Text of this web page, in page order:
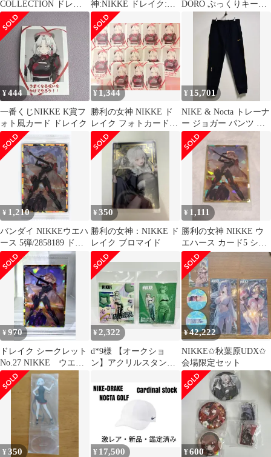
COLLECTION ドレイ
ク
神:NIKKE ドレイク:メ
イド アクリルスタン
ド メイドフォ
DORO ぷっくりキーホ
ルダー ドレイク
¥444
一番くじNIKKE K賞フ
ォト風カード ドレイク
¥1,344
勝利の女神 NIKKE ド
レイク フォトカード
×13
¥ 15,701
NIKE & Nocta トレーナ
ー ジョガー パンツ ナ
イキ 녹타 ドレイク
¥ 1,210
バンダイ NIKKEウエハ
ース 5弾/2858189 ドレ
イク【SEC】 27
¥350
勝利の女神：NIKKE ド
レイク ブロマイド
¥ 1,111
勝利の女神 NIKKE ウ
エハース カード5 シー
クレットNo.027 ドレイ
ク
¥970
ドレイク シークレット
No.27 NIKKE ウエハ
ース 5 カード勝利の
女神
¥2,322
d*9様 【オークショ
ン】アクリルスタンド2
タワーレコー
¥42,222
NIKKE✩秋葉原UDX✩
会場限定セット
¥350 ¥ 17,500 ¥600